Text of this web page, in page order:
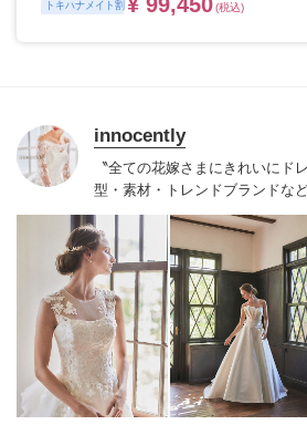
トキハナメイト割 (税込)
innocently
〝全ての花嫁さまにきれいにド
型・素材・トレンドブランドな
る〟幅広いラインナップが揃う
ンにこだわったオリジナルドレ
国内外の有名デザイナーズドレ
NYやミラノ・バルセロナからセ
ドレスは全て日本人花嫁向けに
は1903年創業からの伝統を受け
お着物や現代の薫りをちりばめ
ン。すべての花嫁さまへ後悔し
いさせて頂きます。